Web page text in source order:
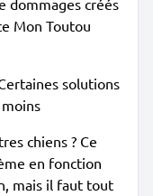
dommages créés
Mon Toutou
solutions
chiens ? Ce
en fonction
mais il faut tout